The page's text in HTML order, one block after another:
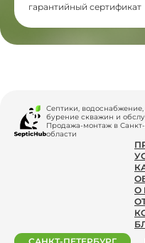
гарантийный сертификат
Септики,
бурение скважин и
Продажа-монтаж в
области
О